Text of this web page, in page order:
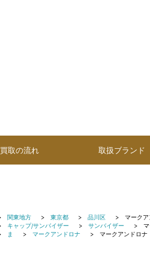
買取の流れ 取扱ブランド
関東地方 東京都 品川区
マーク
キャップ/サンバイザー サンバイザー
ま マークアンドロナ マークアンドロナ